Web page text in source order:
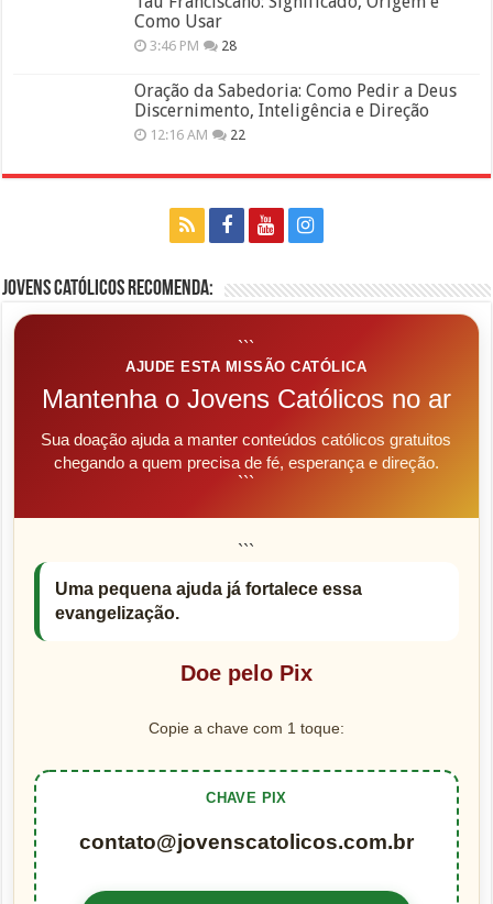
Como Usar
3:46 PM 28
Oração da Sabedoria: Como Pedir a Deus
Discernimento, Inteligência e Direção
12:16 AM 22
Jovens Católicos Recomenda:
```
AJUDE ESTA MISSÃO CATÓLICA
Mantenha o Jovens Católicos no ar
Sua doação ajuda a manter conteúdos católicos gratuitos
chegando a quem precisa de fé, esperança e direção.
```
```
Uma pequena ajuda já fortalece essa
evangelização.
Doe pelo Pix
Copie a chave com 1 toque:
CHAVE PIX
contato@jovenscatolicos.com.br